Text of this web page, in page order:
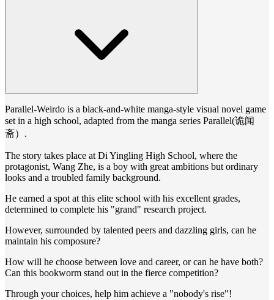
Parallel-Weirdo is a black-and-white manga-style visual novel game
set in a high school, adapted from the manga series Parallel(诡闻
斋）.
The story takes place at Di Yingling High School, where the
protagonist, Wang Zhe, is a boy with great ambitions but ordinary
looks and a troubled family background.
He earned a spot at this elite school with his excellent grades,
determined to complete his "grand" research project.
However, surrounded by talented peers and dazzling girls, can he
maintain his composure?
How will he choose between love and career, or can he have both?
Can this bookworm stand out in the fierce competition?
Through your choices, help him achieve a "nobody's rise"!